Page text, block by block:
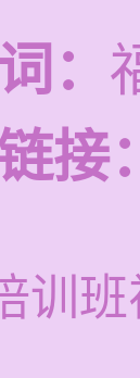
：
接：
训